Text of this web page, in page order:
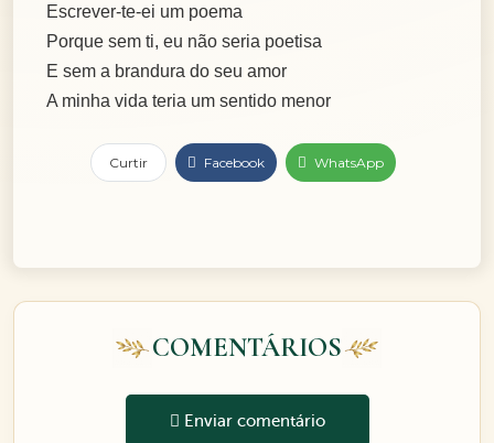
Escrever-te-ei um poema
Porque sem ti, eu não seria poetisa
E sem a brandura do seu amor
A minha vida teria um sentido menor
Curtir Facebook WhatsApp
COMENTÁRIOS
Enviar comentário